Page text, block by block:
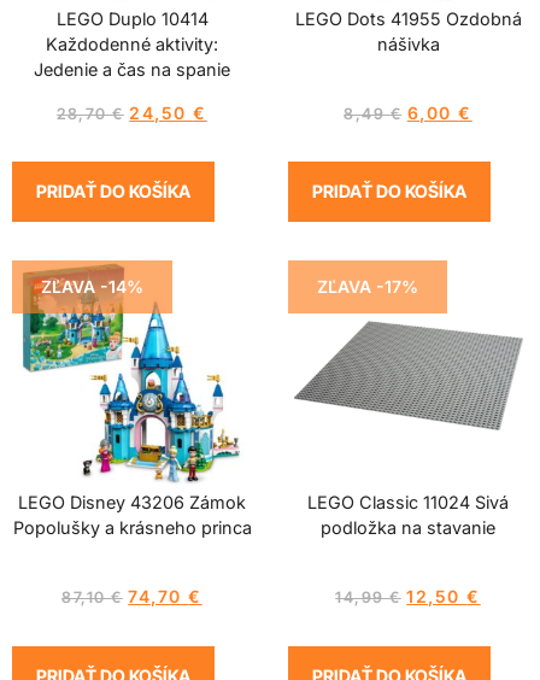
LEGO Duplo 10414
Každodenné aktivity:
Jedenie a čas na spanie
28,70€ 24,50€
PRIDAŤ DO KOŠÍKA
LEGO Dots 41955 Ozdobná
nášivka
8,49€ 6,00€
PRIDAŤ DO KOŠÍKA
ZĽAVA -14%
LEGO Disney 43206 Zámok
Popolušky a krásneho princa
87,10€ 74,70€
PRIDAŤ DO KOŠÍKA
ZĽAVA -17%
LEGO Classic 11024 Sivá
podložka na stavanie
14,99€ 12,50€
PRIDAŤ DO KOŠÍKA